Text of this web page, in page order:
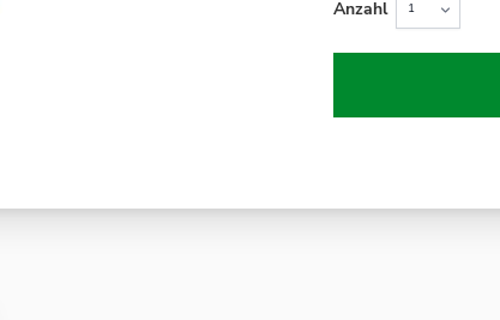
Anzahl